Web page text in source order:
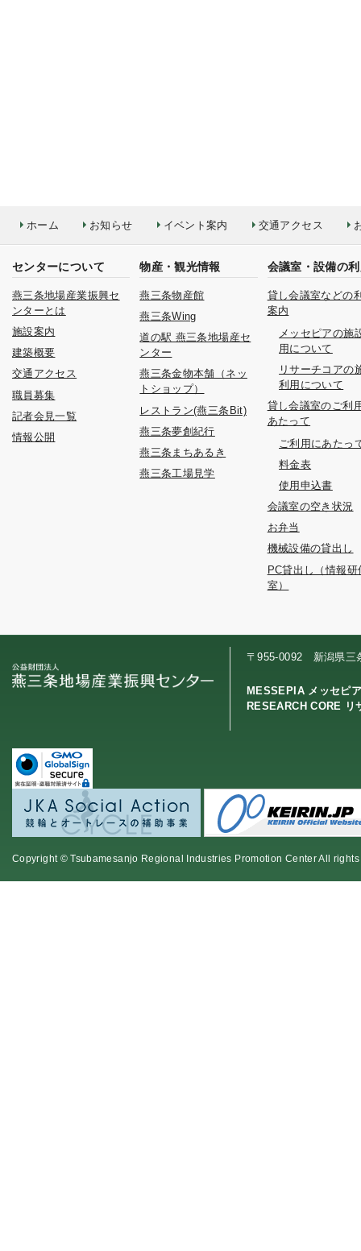
ホーム お知らせ イベント案内 交通アクセス
センターについて
燕三条地場産業振興セ
ンターとは
施設案内
建築概要
交通アクセス
職員募集
記者会見一覧
情報公開
物産・観光情報
燕三条物産館
燕三条Wing
道の駅 燕三条地場産セ
ンター
燕三条金物本舗（ネッ
トショップ）
レストラン(燕三条Bit)
燕三条夢創紀行
燕三条まちあるき
燕三条工場見学
会議室・設備の
貸し会議室などの
案内
メッセピアの施
用について
リサーチコアの
利用について
貸し会議室のご利
あたって
ご利用にあたっ
料金表
使用申込書
会議室の空き状況
お弁当
機械設備の貸出し
PC貸出し（情報研
室）
〒955-0092 新潟県三
MESSEPIA メッセピ
RESEARCH CORE リ
Copyright © Tsubamesanjo Regional Industries Promotion Center All